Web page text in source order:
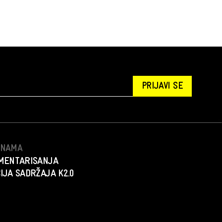
PRIJAVI SE
SADRŽAJA K2.0